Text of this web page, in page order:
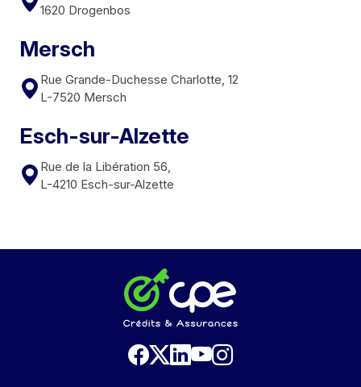
1620 Drogenbos
Mersch
Rue Grande-Duchesse Charlotte, 12
L-7520 Mersch
Esch-sur-Alzette
Rue de la Libération 56,
L-4210 Esch-sur-Alzette